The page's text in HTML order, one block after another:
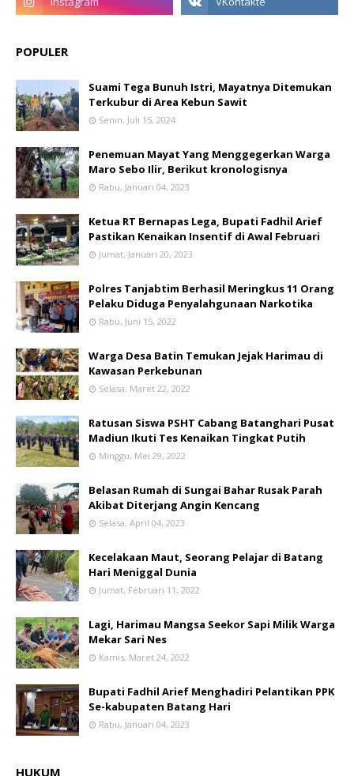
POPULER
Suami Tega Bunuh Istri, Mayatnya Ditemukan
Terkubur di Area Kebun Sawit
Senin, Juli 15, 2024
Penemuan Mayat Yang Menggegerkan Warga
Maro Sebo Ilir, Berikut kronologisnya
Rabu, Januari 04, 2023
Ketua RT Bernapas Lega, Bupati Fadhil Arief
Pastikan Kenaikan Insentif di Awal Februari
Jumat, Januari 20, 2023
Polres Tanjabtim Berhasil Meringkus 11 Orang
Pelaku Diduga Penyalahgunaan Narkotika
Rabu, Juni 15, 2022
Warga Desa Batin Temukan Jejak Harimau di
Kawasan Perkebunan
Selasa, Maret 22, 2022
Ratusan Siswa PSHT Cabang Batanghari Pusat
Madiun Ikuti Tes Kenaikan Tingkat Putih
Minggu, Mei 29, 2022
Belasan Rumah di Sungai Bahar Rusak Parah
Akibat Diterjang Angin Kencang
Selasa, April 04, 2023
Kecelakaan Maut, Seorang Pelajar di Batang
Hari Meniggal Dunia
Jumat, Februari 11, 2022
Lagi, Harimau Mangsa Seekor Sapi Milik Warga
Mekar Sari Nes
Kamis, Maret 24, 2022
Bupati Fadhil Arief Menghadiri Pelantikan PPK
Se-kabupaten Batang Hari
Rabu, Januari 04, 2023
HUKUM